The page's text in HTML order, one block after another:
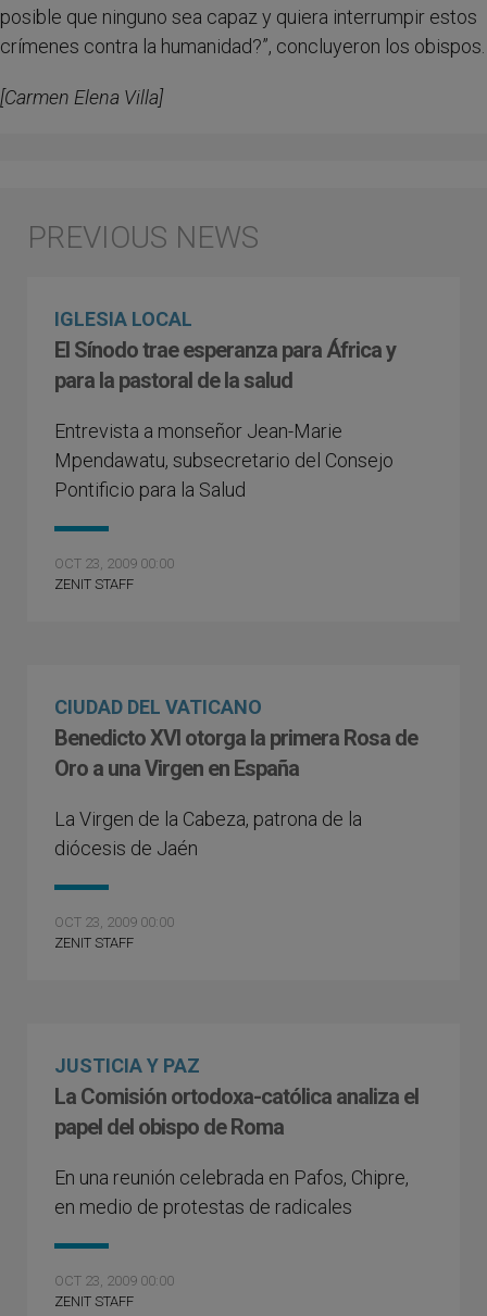
posible que ninguno sea capaz y quiera interrumpir estos
crímenes contra la humanidad?”, concluyeron los obispos.
[Carmen Elena Villa]
IGLESIA LOCAL
El Sínodo trae esperanza para África y
para la pastoral de la salud
Entrevista a monseñor Jean-Marie
Mpendawatu, subsecretario del Consejo
Pontificio para la Salud
OCT 23, 2009 00:00
ZENIT STAFF
CIUDAD DEL VATICANO
Benedicto XVI otorga la primera Rosa de
Oro a una Virgen en España
La Virgen de la Cabeza, patrona de la
diócesis de Jaén
OCT 23, 2009 00:00
ZENIT STAFF
JUSTICIA Y PAZ
La Comisión ortodoxa-católica analiza el
papel del obispo de Roma
En una reunión celebrada en Pafos, Chipre,
en medio de protestas de radicales
OCT 23, 2009 00:00
ZENIT STAFF